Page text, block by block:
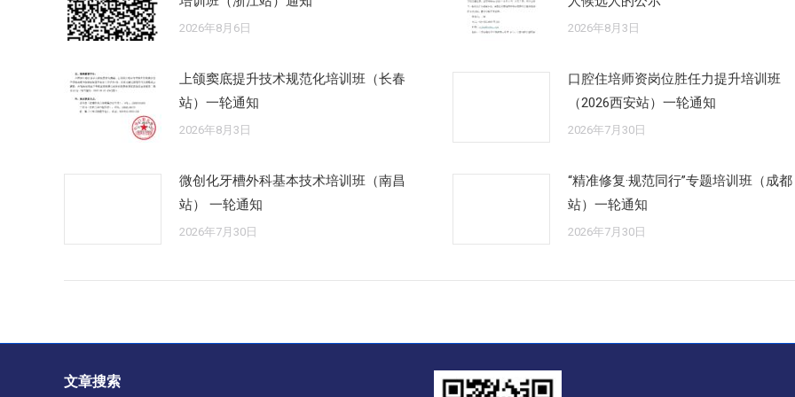
2026年8月6日 2026年8月3日
上颌窦底提升技术规范化培训班（长春
站）一轮通知
2026年8月3日
口腔住培师资岗位胜任力提升培训班
（2026西安站）一轮通知
2026年7月30日
微创化牙槽外科基本技术培训班（南昌
站） 一轮通知
2026年7月30日
“精准修复·规范同行”专题培训班（成都
站）一轮通知
2026年7月30日
文章搜索